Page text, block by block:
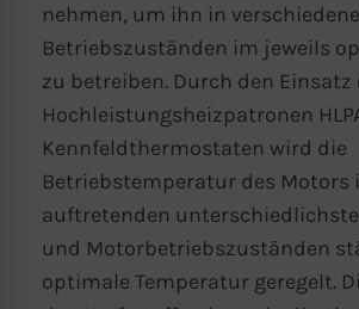
nehmen, um ihn in
Betriebszuständen im jeweils
zu betreiben. Durch den Einsatz
Hochleistungsheizpatronen
Kennfeldthermostaten wird die
Betriebstemperatur des Motors
auftretenden
und Motorbetriebszuständen
optimale Temperatur geregelt.